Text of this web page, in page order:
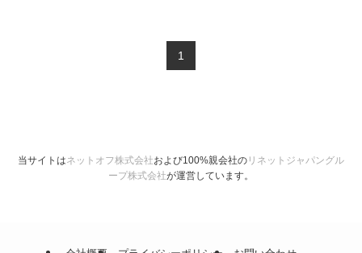
1
当サイトはネットオフ株式会社および100%親会社の リネットジャパングル
ープ株式会社が運営しています。